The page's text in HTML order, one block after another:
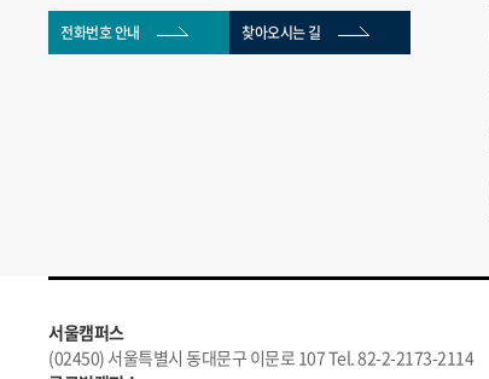
전화번호 안내 찾아오시는 길
서울캠퍼스
(02450) 서울특별시 동대문구 이문로 107 Tel. 82-2-2173-2114